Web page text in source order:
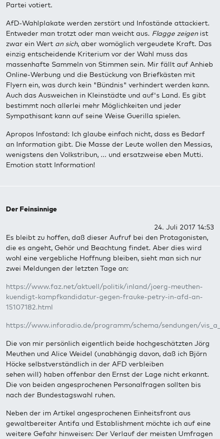
Partei votiert.
AfD-Wahlplakate werden zerstört und Infostände attackiert.
Entweder man trotzt oder man weicht aus. Flagge zeigenist
zwar ein Wert an sich, aber womöglich vergeudete Kraft. Das
einzig entscheidende Kriterium vor der Wahl muss das
massenhafte Sammeln von Stimmen sein. Mir fällt auf Anhieb
Online-Werbung und die Bestückung von Briefkästen mit
Flyern ein, was durch kein "Bündnis" verhindert werden kann.
Auch das Ausweichen in Kleinstädte und auf's Land. Es gibt
bestimmt noch allerlei mehr Möglichkeiten und jeder
Sympathisant kann auf seine Weise Guerilla spielen.
Apropos Infostand: Ich glaube einfach nicht, dass es Bedarf
an Information gibt. Die Masse der Leute wollen den Messias,
wenigstens den Volkstribun, ... und ersatzweise eben Mutti.
Emotion statt Information!
Der Feinsinnige
24. Juli 2017 14:53
Es bleibt zu hoffen, daß dieser Aufruf bei den Protagonisten,
die es angeht, Gehör und Beachtung findet. Aber dies wird
wohl eine vergebliche Hoffnung bleiben, sieht man sich nur
zwei Meldungen der letzten Tage an:
https://www.faz.net/aktuell/politik/inland/joerg-meuthen-
kuendigt-kampfkandidatur-gegen-frauke-petry-in-afd-an-
15107182.html
https://www.inforadio.de/programm/schema/sendungen/
Die von mir persönlich eigentlich beide hochgeschätzten Jörg
Meuthen und Alice Weidel (unabhängig davon, daß ich Björn
Höcke selbstverständlich in der AFD verbleiben
sehen will) haben offenbar den Ernst der Lage nicht erkannt.
Die von beiden angesprochenen Personalfragen sollten bis
nach der Bundestagswahl ruhen.
Neben der im Artikel angesprochenen Einheitsfront aus
gewaltbereiter Antifa und Establishment möchte ich auf eine
weitere Gefahr hinweisen: Der Verlauf der meisten Umfragen